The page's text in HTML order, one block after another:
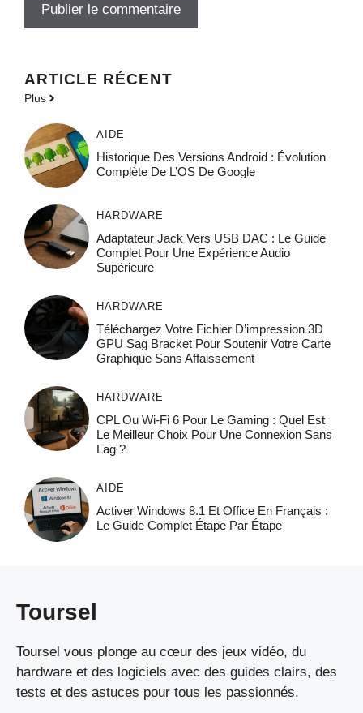
ARTICLE RÉCENT
Plus
AIDE
Historique Des Versions Android : Évolution
Complète De L’OS De Google
HARDWARE
Adaptateur Jack Vers USB DAC : Le Guide
Complet Pour Une Expérience Audio
Supérieure
HARDWARE
Téléchargez Votre Fichier D’impression 3D
GPU Sag Bracket Pour Soutenir Votre Carte
Graphique Sans Affaissement
HARDWARE
CPL Ou Wi-Fi 6 Pour Le Gaming : Quel Est
Le Meilleur Choix Pour Une Connexion Sans
Lag ?
AIDE
Activer Windows 8.1 Et Office En Français :
Le Guide Complet Étape Par Étape
Toursel
Toursel vous plonge au cœur des jeux vidéo, du
hardware et des logiciels avec des guides clairs, des
tests et des astuces pour tous les passionnés.